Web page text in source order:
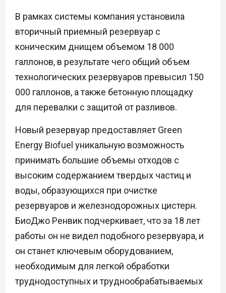
В рамках системы компания установила
вторичный приемный резервуар с
коническим днищем объемом 18 000
галлонов, в результате чего общий объем
технологических резервуаров превысил 150
000 галлонов, а также бетонную площадку
для перевалки с защитой от разливов.
Новый резервуар предоставляет Green
Energy Biofuel уникальную возможность
принимать большие объемы отходов с
высоким содержанием твердых частиц и
воды, образующихся при очистке
резервуаров и железнодорожных цистерн.
БиоДжо Ренвик подчеркивает, что за 18 лет
работы он не видел подобного резервуара, и
он станет ключевым оборудованием,
необходимым для легкой обработки
труднодоступных и труднообрабатываемых